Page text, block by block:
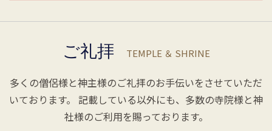
ご礼拝 TEMPLE ＆ SHRINE
多くの僧侶様と神主様のご礼拝のお手伝いをさせていただ
いております。 記載している以外にも、多数の寺院様と神
社様のご利用を賜っております。